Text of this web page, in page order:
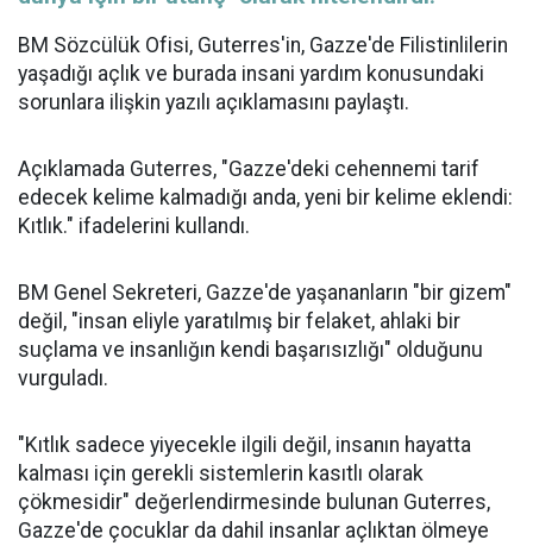
BM Sözcülük Ofisi, Guterres'in, Gazze'de Filistinlilerin
yaşadığı açlık ve burada insani yardım konusundaki
sorunlara ilişkin yazılı açıklamasını paylaştı.
Açıklamada Guterres, "Gazze'deki cehennemi tarif
edecek kelime kalmadığı anda, yeni bir kelime eklendi:
Kıtlık." ifadelerini kullandı.
BM Genel Sekreteri, Gazze'de yaşananların "bir gizem"
değil, "insan eliyle yaratılmış bir felaket, ahlaki bir
suçlama ve insanlığın kendi başarısızlığı" olduğunu
vurguladı.
"Kıtlık sadece yiyecekle ilgili değil, insanın hayatta
kalması için gerekli sistemlerin kasıtlı olarak
çökmesidir" değerlendirmesinde bulunan Guterres,
Gazze'de çocuklar da dahil insanlar açlıktan ölmeye